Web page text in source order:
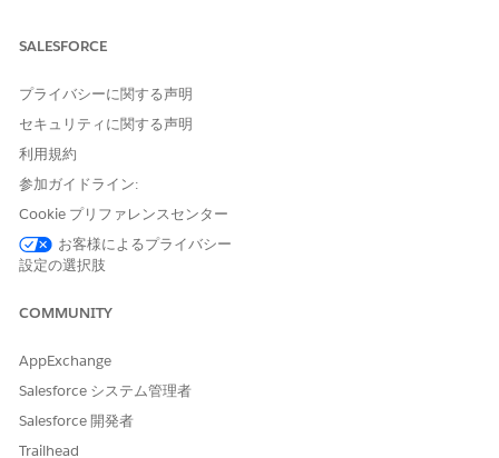
ありません。ブロックリスト値を使用すると、通信キャリ
アがメッセージを拒否する場合があります。
メッセージ内のリンクを短縮するには、[
めのリンクを短縮)] を選択します。詳細は、
「Considerations for Using
でのリンク短縮の使用に関する考慮事項)」を参照してくださ
メッセージを保存して公開します。
ます。いずれかの公開済みオーディエンスセグメントとサンプ
ル受信者を選択します。
メッセージを作成したら、このメッセージを特定の利用者に送
信するセグメントトリガーフローを作成します。フローで、
SALESFORCE
プライバシーに関する声明
セキュリティに関する声明
利用規約
参加ガイドライン:
Cookie プリファレンスセンター
お客様によるプライバシー
設定の選択肢
COMMUNITY
AppExchange
Salesforce システム管理者
Salesforce 開発者
Trailhead